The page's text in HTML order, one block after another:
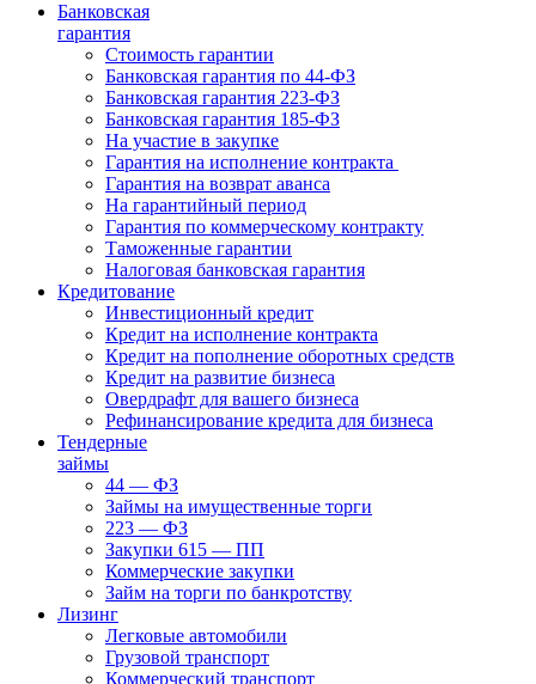
Банковская
гарантия
Стоимость гарантии
Банковская гарантия по 44-ФЗ
Банковская гарантия 223-ФЗ
Банковская гарантия 185-ФЗ
На участие в закупке
Гарантия на исполнение контракта
Гарантия на возврат аванса
На гарантийный период
Гарантия по коммерческому контракту
Таможенные гарантии
Налоговая банковская гарантия
Кредитование
Инвестиционный кредит
Кредит на исполнение контракта
Кредит на пополнение оборотных средств
Кредит на развитие бизнеса
Овердрафт для вашего бизнеса
Рефинансирование кредита для бизнеса
Тендерные
займы
44 — ФЗ
Займы на имущественные торги
223 — ФЗ
Закупки 615 — ПП
Коммерческие закупки
Займ на торги по банкротству
Лизинг
Легковые автомобили
Грузовой транспорт
Коммерческий транспорт